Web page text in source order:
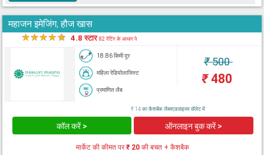
महाजन इमेजिंग, हौज खास
★★★★★ 4.8 स्टार82 रेटिंग के आधार पे
18.86 किमी दूर
महिला रेडियोलाजिस्ट
प्रमाणित लैब
₹500
₹480
₹ 14 का कैशबैक लैब्सएडवाइजर वॉलेट में
कॉल करें > ऑनलाइन बुक करें >
मार्केट की कीमत पर₹ 20 की बचत + कैशबैक